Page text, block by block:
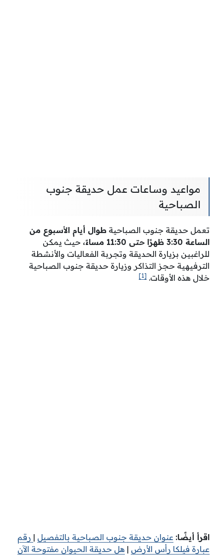
مواعيد وساعات عمل حديقة جنوب
الصباحية
تعمل حديقة جنوب الصباحية طوال أيام الأسبوع من
الساعة 3:30 ظهرًا حتى 11:30 مساءً،
حيث يمكن
للراغبين بزيارة الحديقة وتجربة الفعاليات والأنشطة
الترفيهية حجز التذاكر وزيارة حديقة جنوب الصباحية
خلال هذه الأوقات. [1]
اقرأ أيضًا: عنوان حديقة جنوب الصباحية بالتفصيل | رقم
عبارة فيلكا رأس الأرض | هل حديقة الحيوان مفتوحة الآن